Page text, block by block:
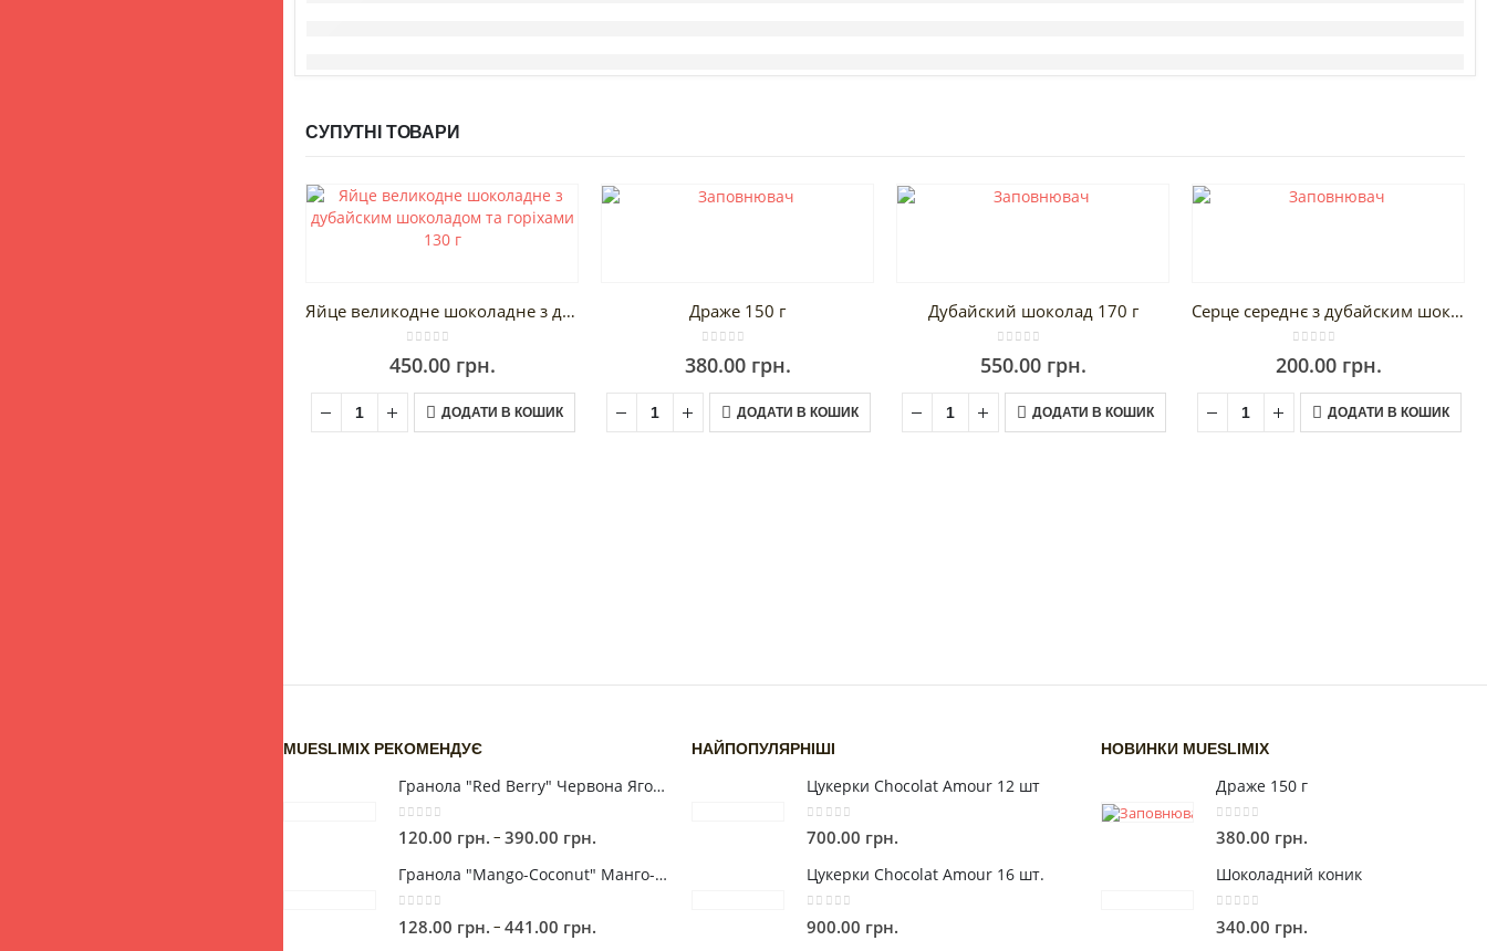
СУПУТНІ ТОВАРИ
Яйце великодне шоколадне з дубайским шоколадом та горіхами 130 г
450.00 грн.
ДОДАТИ В КОШИК
Драже 150 г
380.00 грн.
ДОДАТИ В КОШИК
Дубайский шоколад 170 г
550.00 грн.
ДОДАТИ В КОШИК
Серце середнє з дубайским шоколадом 45 г
200.00 грн.
ДОДАТИ В КОШИК
MUESLIMIX РЕКОМЕНДУЄ
Гранола "Red Berry" Червона Ягода (від 225г)
0 out of 5
120.00 грн. – 390.00 грн.
120.00 грн.
Гранола "Mango-Coconut" Манго-Кокос (від 225г)
0 out of 5
128.00 грн. – 441.00 грн.
НАЙПОПУЛЯРНІШІ
Цукерки Chocolat Amour 12 шт
0out of 5
700.00 грн.
Цукерки Chocolat Amour 16 шт.
0 out of 5
900.00 грн.
НОВИНКИ MUESLIMIX
Драже 150 г
0out of 5
380.00 грн.
Шоколадний коник
0out of 5
340.00 грн.